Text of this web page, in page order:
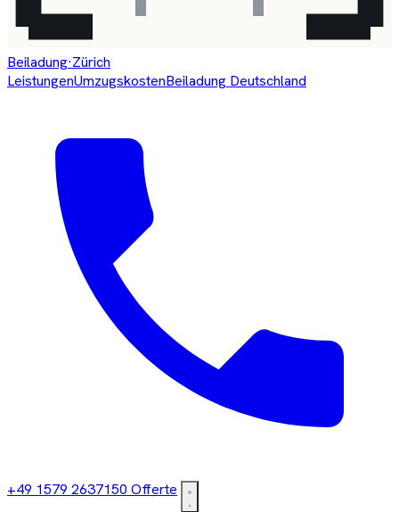
Beiladung·Zürich
LeistungenUmzugskostenBeiladung Deutschland
+49 1579 2637150 Offerte